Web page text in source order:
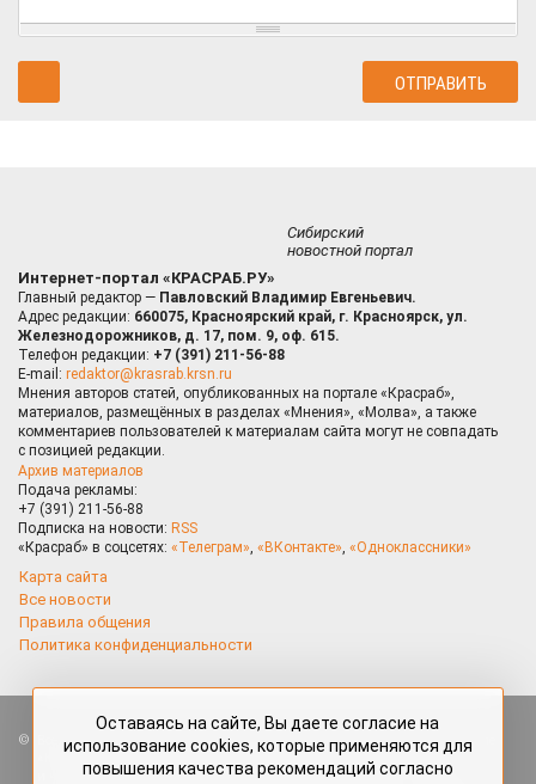
Сибирский
новостной портал
Интернет-портал «КРАСРАБ.РУ»
Главный редактор — Павловский Владимир Евгеньевич.
Адрес редакции: 660075, Красноярский край, г. Красноярск, ул.
Железнодорожников, д. 17, пом. 9, оф. 615.
Телефон редакции: +7 (391) 211-56-88
E-mail: redaktor@krasrab.krsn.ru
Мнения авторов статей, опубликованных на портале «Красраб»,
материалов, размещённых в разделах «Мнения», «Молва», а также
комментариев пользователей к материалам сайта могут не совпадать
с позицией редакции.
Архив материалов
Подача рекламы:
+7 (391) 211-56-88
Подписка на новости: RSS
«Красраб» в соцсетях: «Телеграм», «ВКонтакте», «Одноклассники»
Карта сайта
Все новости
Правила общения
Политика конфиденциальности
Все права защищены. Любые материалы, размещённые на портале
«Красраб.ру» сотрудниками редакции, нештатными авторами
и читателями, являются объектами авторского права. Полное или
Оставаясь на сайте, Вы даете согласие на
использование cookies, которые применяются для
повышения качества рекомендаций согласно